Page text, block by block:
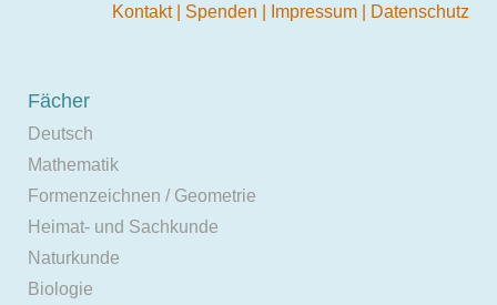
Kontakt Spenden Impressum Datenschutz
Fächer
Deutsch
Mathematik
Formenzeichnen / Geometrie
Heimat- und Sachkunde
Naturkunde
Biologie